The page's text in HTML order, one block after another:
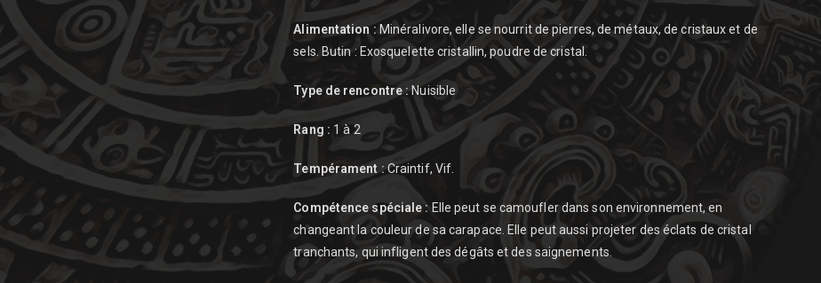
Alimentation : Minéralivore, elle se nourrit de pierres, de métaux, de cristaux et de
sels. Butin : Exosquelette cristallin, poudre de cristal.
Type de rencontre :Nuisible
Rang : 1 à 2
Tempérament :Craintif, Vif.
Compétence spéciale : Elle peut se camoufler dans son environnement, en
changeant la couleur de sa carapace. Elle peut aussi projeter des éclats de cristal
tranchants, qui infligent des dégâts et des saignements.